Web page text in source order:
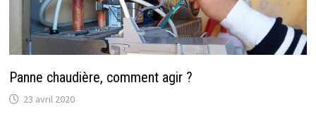
Panne chaudière, comment agir ?
23 avril 2020